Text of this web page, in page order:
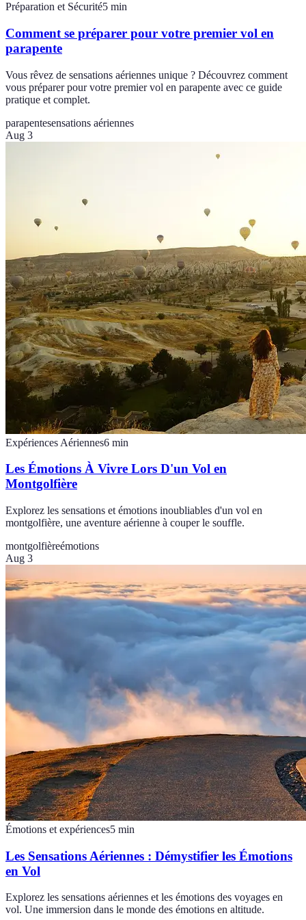
Préparation et Sécurité5 min
Comment se préparer pour votre premier vol en
parapente
Vous rêvez de sensations aériennes unique ? Découvrez comment
vous préparer pour votre premier vol en parapente avec ce guide
pratique et complet.
parapentesensations aériennes
Aug 3
Expériences Aériennes6 min
Les Émotions À Vivre Lors D'un Vol en
Montgolfière
Explorez les sensations et émotions inoubliables d'un vol en
montgolfière, une aventure aérienne à couper le souffle.
montgolfièreémotions
Aug 3
Émotions et expériences5 min
Les Sensations Aériennes : Démystifier les Émotions
en Vol
Explorez les sensations aériennes et les émotions des voyages en
vol. Une immersion dans le monde des émotions en altitude.